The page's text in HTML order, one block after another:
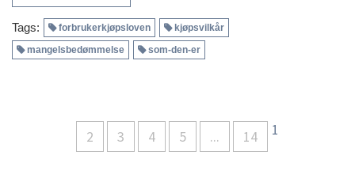
Tags: forbrukerkjøpsloven
kjøpsvilkår
mangelsbedømmelse
som-den-er
1
2 3 4 5 ... 14